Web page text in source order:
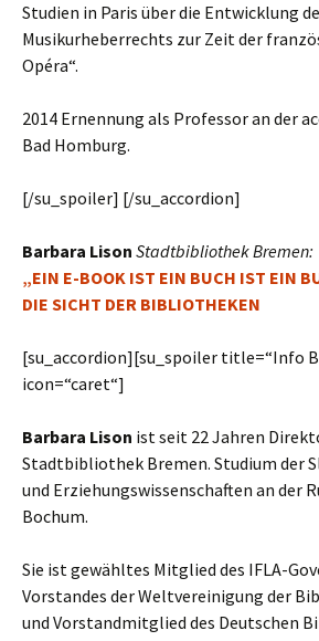
Studien in Paris über die Entwicklung
Musikurheberrechts zur Zeit der
Opéra“.
2014 Ernennung als Professor an der
Bad Homburg.
[/su_spoiler] [/su_accordion]
Barbara Lison Stadtbibliothek Bremen:
„EIN E-BOOK IST EIN BUCH IST EIN B
DIE SICHT DER BIBLIOTHEKEN
[su_accordion][su_spoiler title=“Info
icon=“caret“]
Barbara Lison ist seit 22 Jahren
Stadtbibliothek Bremen. Studium der
und Erziehungswissenschaften an der
Bochum.
Sie ist gewähltes Mitglied des IFLA-
Vorstandes der Weltvereinigung der
und Vorstandmitglied des Deutschen